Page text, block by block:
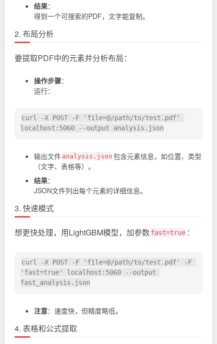
结果：
得到一个可搜索的PDF，文字能复制。
2. 布局分析
要提取PDF中的元素并分析布局：
操作步骤：
运行：
curl -X POST -F 'file=@/path/to/test.pdf'
输出文件 analysis.json 包含元素信息，如位置、类型
（文字、表格等）。
结果：
JSON文件列出每个元素的详细信息。
3. 快速模式
想更快处理，用LightGBM模型，加参数fast=true ：
curl -X POST -F 'file=@/path/to/test.pdf' -F
'fast=true' localhost:5060 --output
注意：速度快，但精度略低。
4. 表格和公式提取